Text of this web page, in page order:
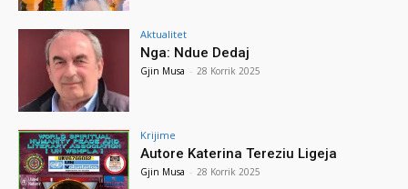
Aktualitet
Nga: Ndue Dedaj
Gjin Musa - 28 Korrik 2025
Krijime
Autore Katerina Tereziu Ligeja
Gjin Musa - 28 Korrik 2025